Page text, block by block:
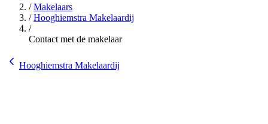
/Makelaars
/Hooghiemstra Makelaardij
/
Contact met de makelaar
Hooghiemstra Makelaardij